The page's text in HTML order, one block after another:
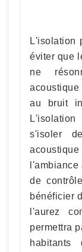
L'isolation
éviter que
ne
au bruit
s'isoler
de
bénéficier
l'aurez
permettra